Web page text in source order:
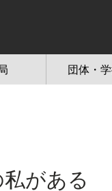
団体・
がある